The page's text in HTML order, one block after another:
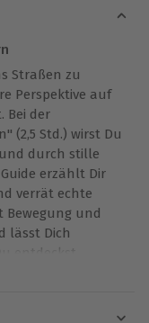
Straßen zu
Perspektive auf
Bei der
(2,5 Std.) wirst Du
durch stille
erzählt Dir
verrät echte
Bewegung und
lässt Dich
entdeckst
den Duft von
für die